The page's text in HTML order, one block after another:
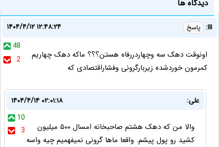
دیدگاه ها
ااا: پاسخ
۱۴۰۴/۴/۱۲ ۱۲:۴۸:۲۴
48
2
اونوقت دهک سه وچهاردررفاه هستن؟؟؟ ماکه دهک چهاریم
کمرمون خوردشده زیربارگرونی وفشاراقتصادی که
علی:
۱۴۰۴/۴/۱۴ ۰۲:۰۱:۱۸
10
3
والا من که دهک هشتم صاحبخانه امسال ۵۰۰ میلیون
کشید رو پول پیشم. واقعا ماها گرونی نمیفهمیم چیه واسه